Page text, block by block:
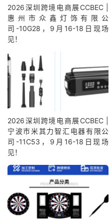
2026深圳跨境电商展CCBEC |
惠州市众鑫灯饰有限公
司-10G28，9月16-18日现场
见！
2026深圳跨境电商展CCBEC |
宁波市米其力智汇电器有限公
司-11C53，9月16-18日现场
见！